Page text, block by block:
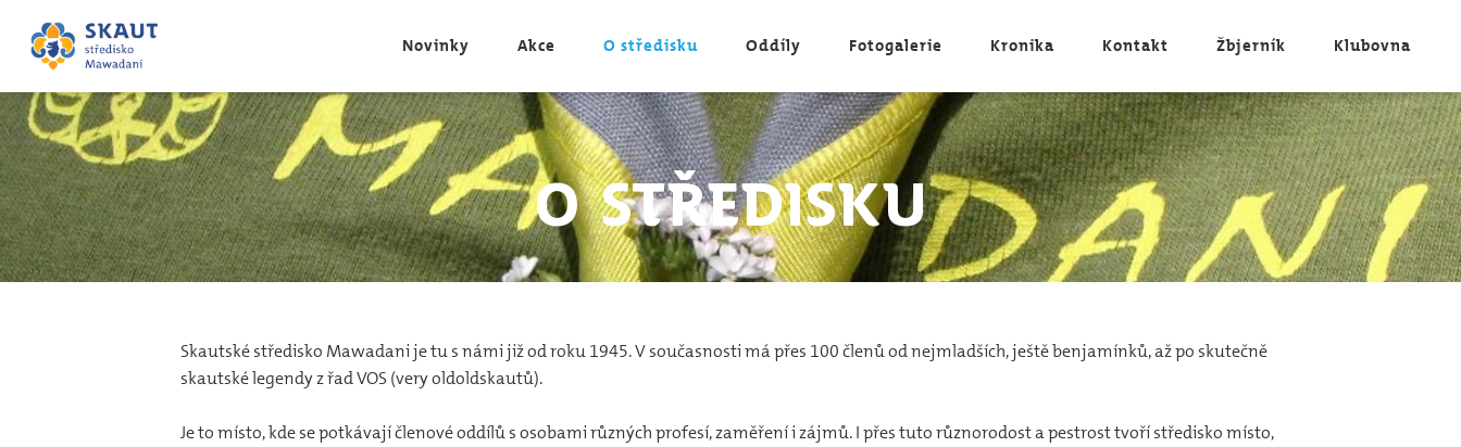
Novinky Akce O středisku Oddíly Fotogalerie Kronika Kontakt Žbjerník Klubovna
O středisku
Skautské středisko Mawadani je tu s námi již od roku 1945. V současnosti má přes 100 členů od nejmladších, ještě benjamínků, až po skutečně
skautské legendy z řad VOS (very oldoldskautů).
Je to místo, kde se potkávají členové oddílů s osobami různých profesí, zaměření i zájmů. I přes tuto různorodost a pestrost tvoří středisko místo,